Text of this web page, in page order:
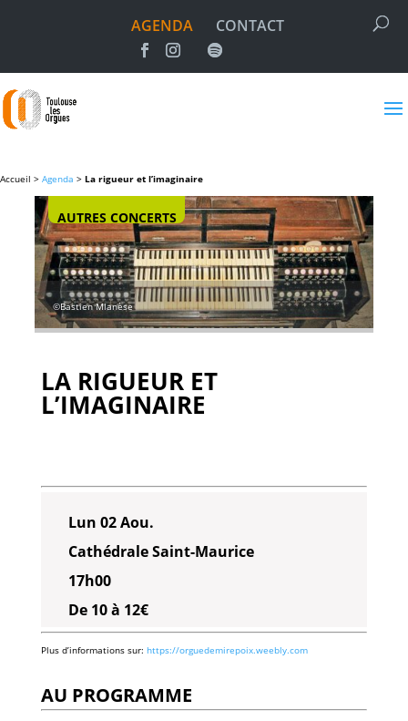
AGENDA CONTACT
Accueil > Agenda > La rigueur et l’imaginaire
AUTRES CONCERTS
©Bastien Mlanèse
LA RIGUEUR ET
L’IMAGINAIRE
Lun 02 Aou.
Cathédrale Saint-Maurice
17h00
De 10 à 12€
Plus d’informations sur: https://orguedemirepoix.weebly.com
AU PROGRAMME